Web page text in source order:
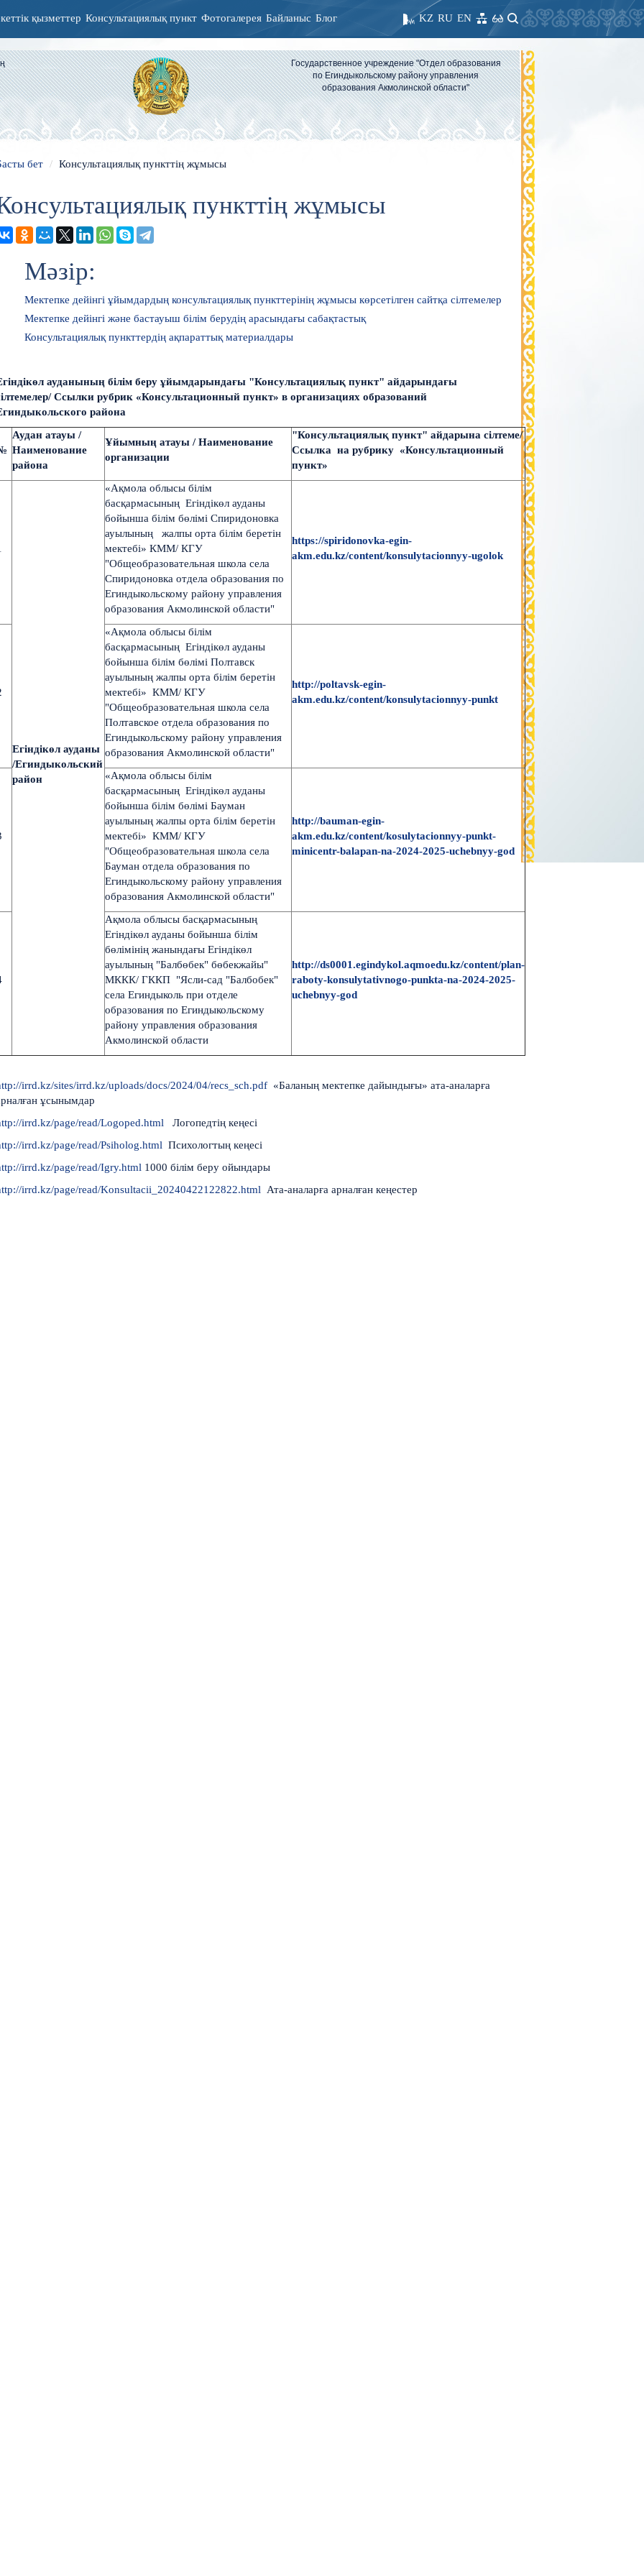
қызметтер Консультациялық пункт Фотогалерея Байланыс Блог EN
RU
KZ
Государственное учреждение "Отдел образования
по Егиндыкольскому району управления
образования Акмолинской области"
бет Консультациялық пункттің жұмысы
пункттің жұмысы
Мәзір:
Мектепке дейінгі ұйымдардың консультациялық пункттерінің жұмысы көрсетілген сайтқа сілтемелер
Мектепке дейінгі және бастауыш білім берудің арасындағы сабақтастық
Консультациялық пункттердің ақпараттық материалдары
ауданының білім беру ұйымдарындағы "Консультациялық пункт" айдарындағы
Ссылки рубрик «Консультационный пункт» в организациях образований
района
Аудан атауы /
Наименование
района
Ұйымның атауы / Наименование
организации
"Консультациялық пункт" айдарына сілтеме/
Ссылка на рубрику «Консультационный
пункт»
Егіндікөл ауданы
/Егиндыкольский
район
«Ақмола облысы білім
басқармасының Егіндікөл ауданы
бойынша білім бөлімі Спиридоновка
ауылының жалпы орта білім беретін
мектебі» КММ/ КГУ
"Общеобразовательная школа села
Спиридоновка отдела образования по
Егиндыкольскому району управления
образования Акмолинской области"
https://spiridonovka-egin-
akm.edu.kz/content/konsulytacionnyy-ugolok
«Ақмола облысы білім
басқармасының Егіндікөл ауданы
бойынша білім бөлімі Полтавск
ауылының жалпы орта білім беретін
мектебі» КММ/ КГУ
"Общеобразовательная школа села
Полтавское отдела образования по
Егиндыкольскому району управления
образования Акмолинской области"
http://poltavsk-egin-
akm.edu.kz/content/konsulytacionnyy-punkt
«Ақмола облысы білім
басқармасының Егіндікөл ауданы
бойынша білім бөлімі Бауман
ауылының жалпы орта білім беретін
мектебі» КММ/ КГУ
"Общеобразовательная школа села
Бауман отдела образования по
Егиндыкольскому району управления
образования Акмолинской области"
http://bauman-egin-
akm.edu.kz/content/kosulytacionnyy-punkt-
minicentr-balapan-na-2024-2025-uchebnyy-god
Ақмола облысы басқармасының
Егіндікөл ауданы бойынша білім
бөлімінің жанындағы Егіндікөл
ауылының "Балбөбек" бөбекжайы"
МККК/ ГККП "Ясли-сад "Балбобек"
села Егиндыколь при отделе
образования по Егиндыкольскому
району управления образования
Акмолинской области
http://ds0001.egindykol.aqmoedu.kz/content/plan-
raboty-konsulytativnogo-punkta-na-2024-2025-
uchebnyy-god
irrd.kz/sites/irrd.kz/uploads/docs/2024/04/recs_sch.pdf «Баланың мектепке дайындығы» ата-аналарға
ұсынымдар
irrd.kz/page/read/Logoped.html Логопедтің кеңесі
irrd.kz/page/read/Psiholog.html Психологтың кеңесі
irrd.kz/page/read/Igry.html 1000 білім беру ойындары
irrd.kz/page/read/Konsultacii_20240422122822.html Ата-аналарға арналған кеңестер